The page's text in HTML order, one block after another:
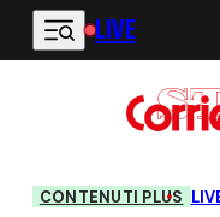
Vai al contenuto principale
LIVE
CONTENUTI PLUS